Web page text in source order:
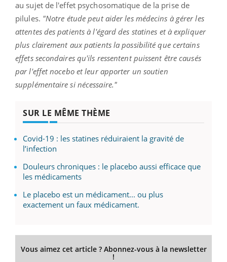
au sujet de l'effet psychosomatique de la prise de
pilules. "Notre étude peut aider les médecins à gérer les
attentes des patients à l'égard des statines et à expliquer
plus clairement aux patients la possibilité que certains
effets secondaires qu'ils ressentent puissent être causés
par l'effet nocebo et leur apporter un soutien
supplémentaire si nécessaire."
SUR LE MÊME THÈME
Covid-19 : les statines réduiraient la gravité de
l’infection
Douleurs chroniques : le placebo aussi efficace que
les médicaments
Le placebo est un médicament... ou plus
exactement un faux médicament.
Vous aimez cet article ? Abonnez-vous à la newsletter
!